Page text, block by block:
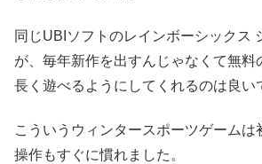
同じUBIソフトのレインボーシックス
が、毎年新作を出すんじゃなくて無料
長く遊べるようにしてくれるのは良い
こういうウィンタースポーツゲームは
操作もすぐに慣れました。